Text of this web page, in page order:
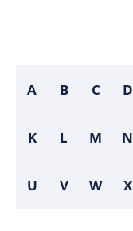
A B C D
K L M N
U V W X